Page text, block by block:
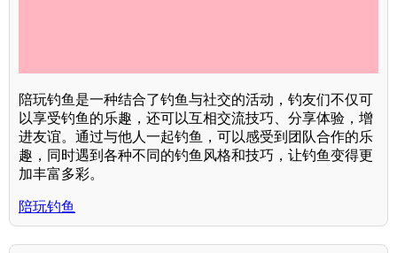
陪玩钓鱼是一种结合了钓鱼与社交的活动，钓友们不仅可
以享受钓鱼的乐趣，还可以互相交流技巧、分享体验，增
进友谊。通过与他人一起钓鱼，可以感受到团队合作的乐
趣，同时遇到各种不同的钓鱼风格和技巧，让钓鱼变得更
加丰富多彩。
陪玩钓鱼